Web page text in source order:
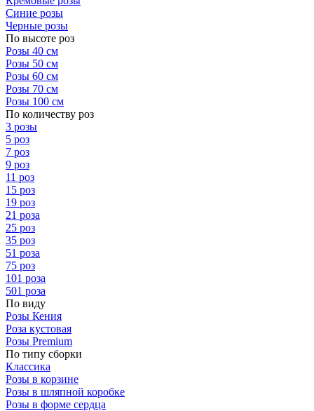
Синие розы
Черные розы
По высоте роз
Розы 40 см
Розы 50 см
Розы 60 см
Розы 70 см
Розы 100 см
По количеству роз
3 розы
5 роз
7 роз
9 роз
11 роз
15 роз
19 роз
21 роза
25 роз
35 роз
51 роза
75 роз
101 роза
501 роза
По виду
Розы Кения
Роза кустовая
Розы Premium
По типу сборки
Классика
Розы в корзине
Розы в шляпной коробке
Розы в форме сердца